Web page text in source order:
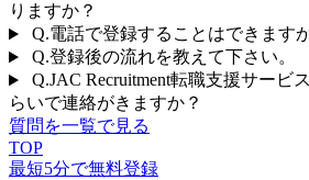
りますか？
Q.電話で登録することはできます
Q.登録後の流れを教えて下さい。
Q.JAC Recruitment転職支援サービ
らいで連絡がきますか？
質問を一覧で見る
TOP
最短5分で無料登録